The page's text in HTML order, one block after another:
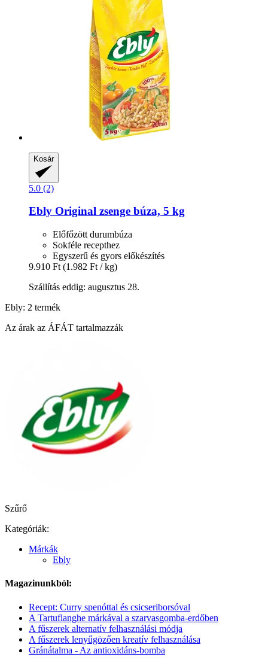
Kosár
5.0 (2)
Ebly Original zsenge búza, 5 kg
Előfőzött durumbúza
Sokféle recepthez
Egyszerű és gyors előkészítés
9.910 Ft (1.982 Ft / kg)
Szállítás eddig: augusztus 28.
Ebly: 2 termék
Az árak az ÁFÁT tartalmazzák
Szűrő
Kategóriák:
Márkák
Ebly
Magazinunkból:
Recept: Curry spenóttal és csicseriborsóval
A Tartuflanghe márkával a szarvasgomba-erdőben
A fűszerek alternatív felhasználási módja
A fűszerek lenyűgözően kreatív felhasználása
Gránátalma - Az antioxidáns-bomba